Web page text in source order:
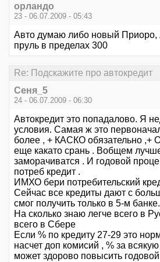
орландо
23 - 06.07.2009 - 05:43
Авто думаю либо новый
пруль в пределах 300
Re: Подскажите про автокредит
Сеня_5
24 - 06.07.2009 - 06:30
Автокредит это попадалово. Я
условия. Самая ж это
более , + КАСКО обязательно
еще какато срань . Вобщем
заморачиватся . И годовой
потреб кредит .
ИМХО бери потребительский
Сейчас все кредиты дают с
смог получить только в 5-м банке.
На сколько знаю легче всего в
всего в Сбере
Если % по кредиту 27-29 это
насчет доп комисий , % за
может здорово повысить